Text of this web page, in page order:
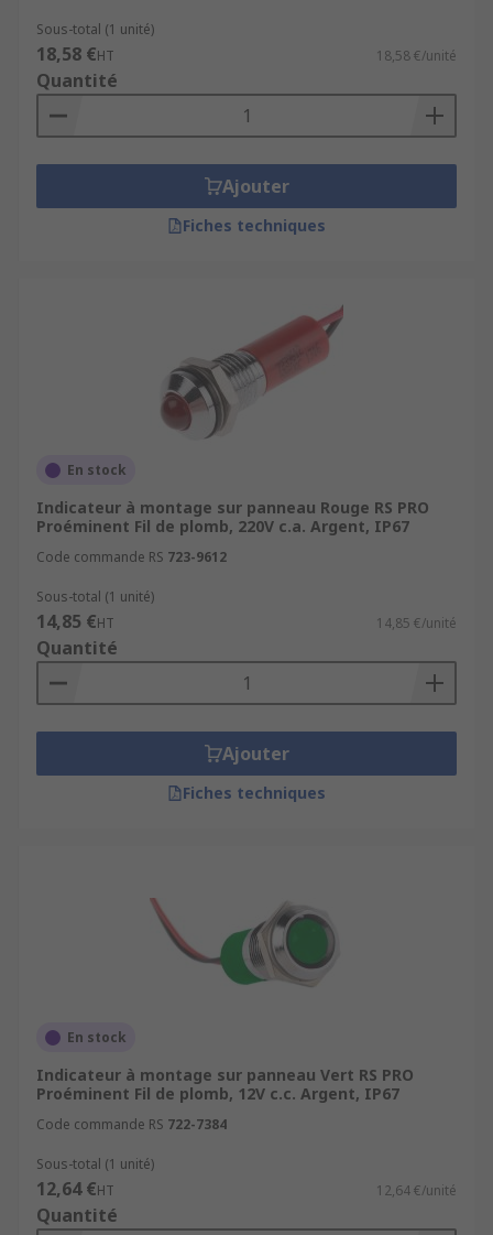
Sous-total (1 unité)
18,58 €HT 18,58 €/unité
Quantité
Ajouter
Fiches techniques
En stock
Indicateur à montage sur panneau Rouge RS PRO
Proéminent Fil de plomb, 220V c.a. Argent, IP67
Code commande RS 723-9612
Sous-total (1 unité)
14,85 €HT 14,85 €/unité
Quantité
Ajouter
Fiches techniques
En stock
Indicateur à montage sur panneau Vert RS PRO
Proéminent Fil de plomb, 12V c.c. Argent, IP67
Code commande RS 722-7384
Sous-total (1 unité)
12,64 €HT 12,64 €/unité
Quantité